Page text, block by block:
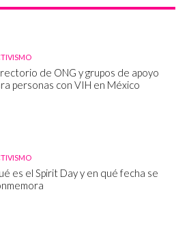
de ONG y grupos de apoyo
personas con VIH en México
es el Spirit Day y en qué fecha se